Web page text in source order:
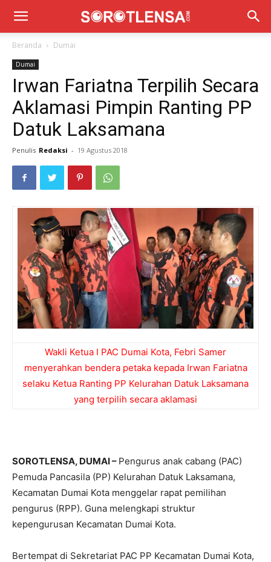
Beranda Dumai
Dumai
Irwan Fariatna Terpilih Secara
Aklamasi Pimpin Ranting PP
Datuk Laksamana
Penulis Redaksi - 19 Agustus 2018
Wakli Ketua I PAC Dumai Kota, Febri Samer
menyerahkan bendera petaka kepada Irwan Fariatna
selaku Ketua Ranting PP Kelurahan Datuk Laksamana
yang terpilih secara aklamasi
SOROTLENSA, DUMAI – Pengurus anak cabang (PAC)
Pemuda Pancasila (PP) Kelurahan Datuk Laksamana,
Kecamatan Dumai Kota menggelar rapat pemilihan
pengurus (RPP). Guna melengkapi struktur
kepengurusan Kecamatan Dumai Kota.
Bertempat di Sekretariat PAC PP Kecamatan Dumai Kota,